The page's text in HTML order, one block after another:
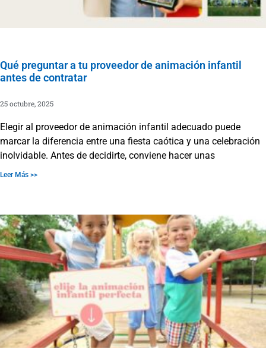
Qué preguntar a tu proveedor de animación infantil
antes de contratar
25 octubre, 2025
Elegir al proveedor de animación infantil adecuado puede
marcar la diferencia entre una fiesta caótica y una celebración
inolvidable. Antes de decidirte, conviene hacer unas
Leer Más >>